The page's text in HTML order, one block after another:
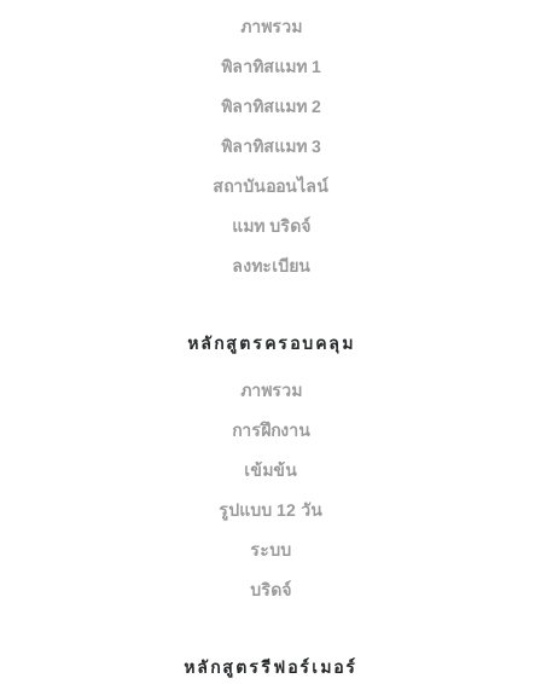
ภาพรวม
พิลาทิสแมท 1
พิลาทิสแมท 2
พิลาทิสแมท 3
สถาบันออนไลน์
แมท บริดจ์
ลงทะเบียน
หลักสูตรครอบคลุม
ภาพรวม
การฝึกงาน
เข้มข้น
รูปแบบ 12 วัน
ระบบ
บริดจ์
หลักสูตรรีฟอร์เมอร์